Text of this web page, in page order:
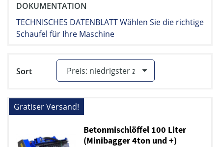
DOKUMENTATION
TECHNISCHES DATENBLATT Wählen Sie die richtige
Schaufel für Ihre Maschine
Sort
Gratiser Versand!
Betonmischlöffel 100 Liter
(Minibagger 4ton und +)